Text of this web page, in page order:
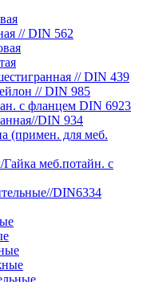
// DIN 562
// DIN 439
// DIN 985
с фланцем DIN 6923
DIN 934
(примен. для меб.
меб.потайн. с
DIN6334